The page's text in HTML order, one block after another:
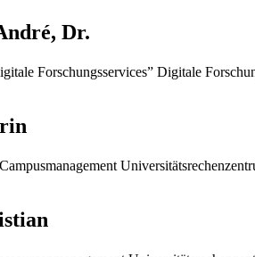
Dr.
Forschungsservices” Digitale